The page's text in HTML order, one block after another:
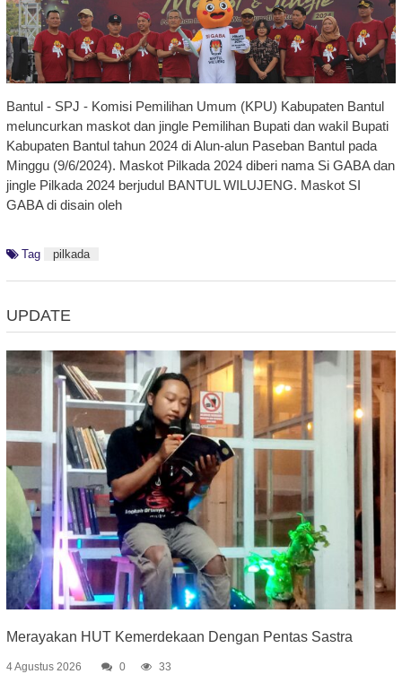
Bantul - SPJ - Komisi Pemilihan Umum (KPU) Kabupaten Bantul
meluncurkan maskot dan jingle Pemilihan Bupati dan wakil Bupati
Kabupaten Bantul tahun 2024 di Alun-alun Paseban Bantul pada
Minggu (9/6/2024). Maskot Pilkada 2024 diberi nama Si GABA dan
jingle Pilkada 2024 berjudul BANTUL WILUJENG. Maskot SI
GABA di disain oleh
Tag pilkada
UPDATE
Merayakan HUT Kemerdekaan Dengan Pentas Sastra
4 Agustus 2026 0 33